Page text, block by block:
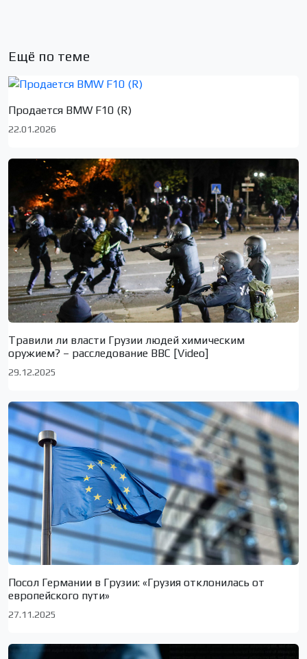
Ещё по теме
Продается BMW F10 (R)
22.01.2026
Травили ли власти Грузии людей химическим
оружием? – расследование BBC [Video]
29.12.2025
Посол Германии в Грузии: «Грузия отклонилась от
европейского пути»
27.11.2025